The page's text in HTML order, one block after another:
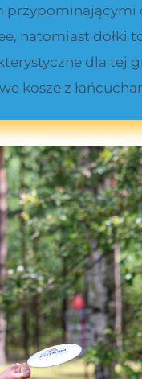
przypominającymi
natomiast dołki
dla tej
kosze z